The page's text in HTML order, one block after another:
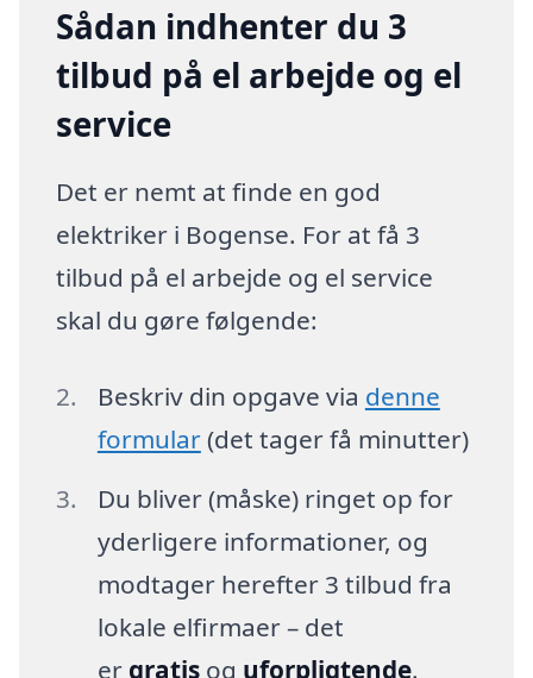
Sådan indhenter du 3
tilbud på el arbejde og el
service
Det er nemt at finde en god
elektriker i Bogense. For at få 3
tilbud på el arbejde og el service
skal du gøre følgende:
Beskriv din opgave via denne
formular(det tager få minutter)
Du bliver (måske) ringet op for
yderligere informationer, og
modtager herefter 3 tilbud fra
lokale elfirmaer – det
er gratisog uforpligtende.